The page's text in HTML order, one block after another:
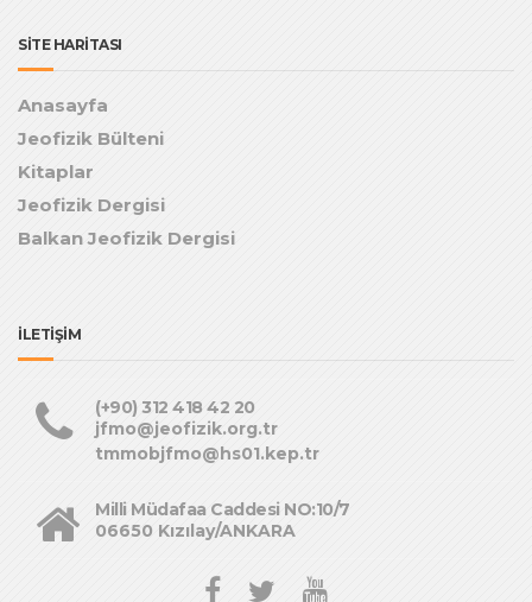
SİTE HARİTASI
Anasayfa
Jeofizik Bülteni
Kitaplar
Jeofizik Dergisi
Balkan Jeofizik Dergisi
İLETİŞİM
(+90) 312 418 42 20
jfmo@jeofizik.org.tr
tmmobjfmo@hs01.kep.tr
Milli Müdafaa Caddesi NO:10/7
06650 Kızılay/ANKARA